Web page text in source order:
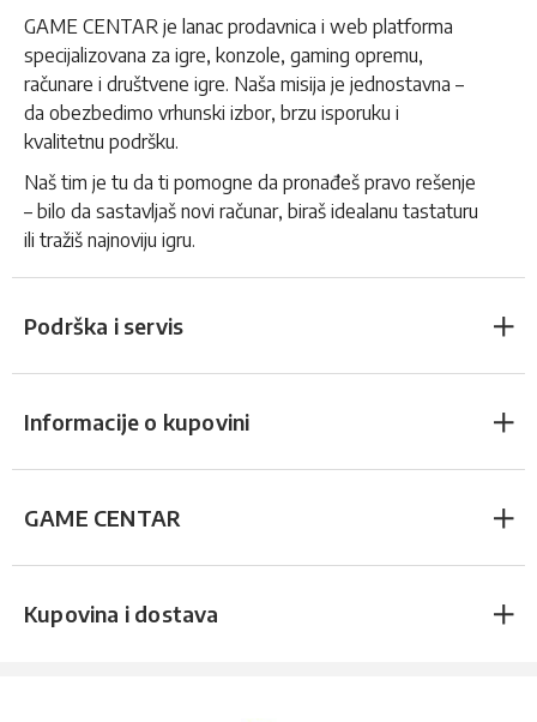
GAME CENTAR je lanac prodavnica i web platforma
specijalizovana za igre, konzole, gaming opremu,
računare i društvene igre. Naša misija je jednostavna –
da obezbedimo vrhunski izbor, brzu isporuku i
kvalitetnu podršku.
Naš tim je tu da ti pomogne da pronađeš pravo rešenje
– bilo da sastavljaš novi računar, biraš idealanu tastaturu
ili tražiš najnoviju igru.
Podrška i servis
Informacije o kupovini
GAME CENTAR
Kupovina i dostava